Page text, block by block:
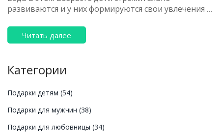
развиваются и у них формируются свои увлечения и
порадовал именинника, стоит учитывать его хобби,
характер и предпочтения. Рассмотрим различные
которые подойдут большинству мальчиков. В
как выбрать подарок, чтобы он стал
незабываемым.
Читать далее
Категории
Подарки детям (54)
Подарки для мужчин (38)
Подарки для любовницы (34)